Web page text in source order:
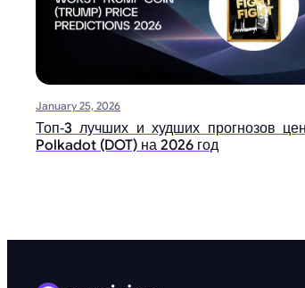
January 25, 2026
Топ‑3 лучших и худших прогнозов
Polkadot (DOT) на 2026 год